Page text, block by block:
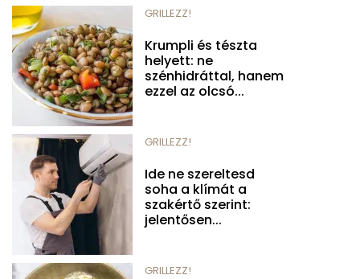
GRILLEZZ!
Krumpli és tészta
helyett: ne
szénhidráttal, hanem
ezzel az olcsó...
GRILLEZZ!
Ide ne szereltesd
soha a klímát a
szakértő szerint:
jelentősen...
GRILLEZZ!